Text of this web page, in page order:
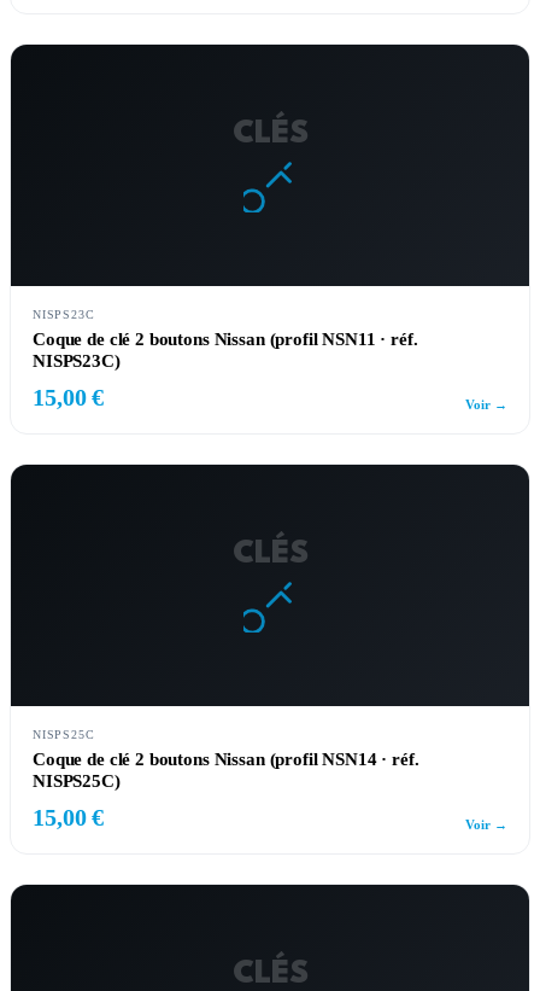
CLÉS
NISPS23C
Coque de clé 2 boutons Nissan (profil NSN11 · réf.
NISPS23C)
15,00 € Voir →
CLÉS
NISPS25C
Coque de clé 2 boutons Nissan (profil NSN14 · réf.
NISPS25C)
15,00 € Voir →
CLÉS